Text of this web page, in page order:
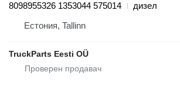
8098955326 1353044 575014
дизел
Естония, Tallinn
TruckParts Eesti OÜ